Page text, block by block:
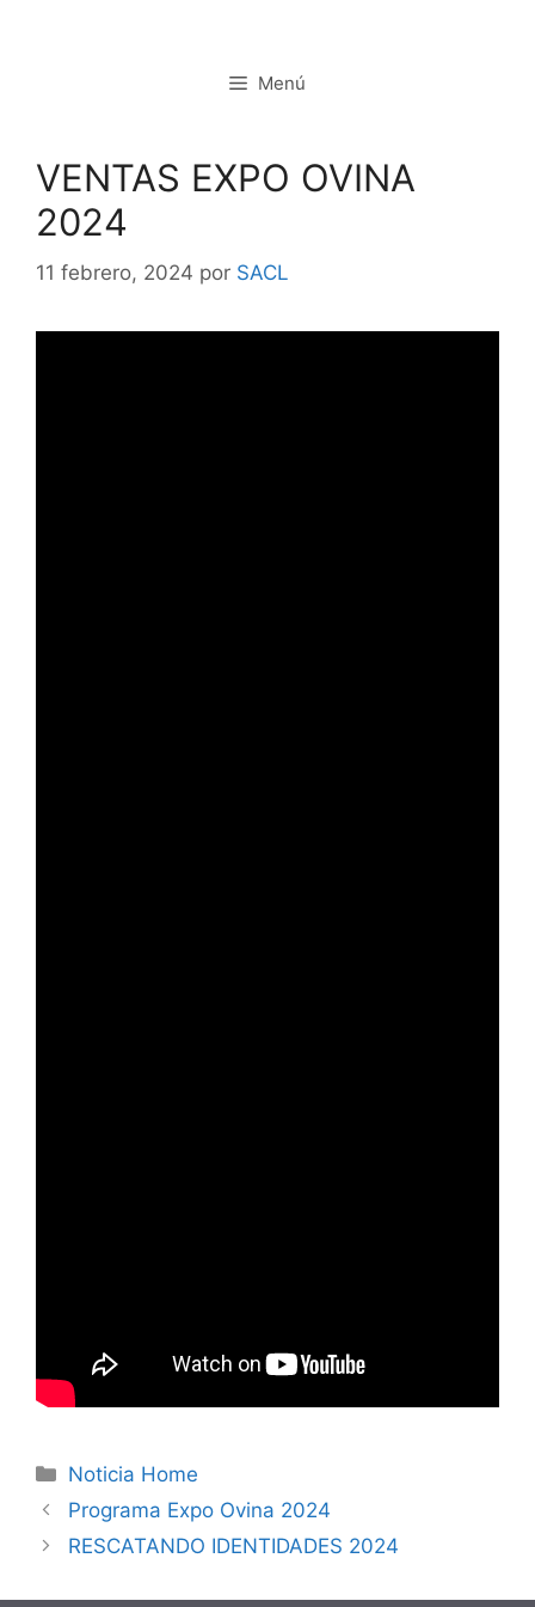
Menú
VENTAS EXPO OVINA
2024
11 febrero, 2024 por SACL
Categorías
Noticia Home
Programa Expo Ovina 2024
RESCATANDO IDENTIDADES 2024